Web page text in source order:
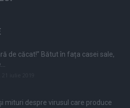
de căcat!” Bătut în fața casei sale,
mituri despre virusul care produce